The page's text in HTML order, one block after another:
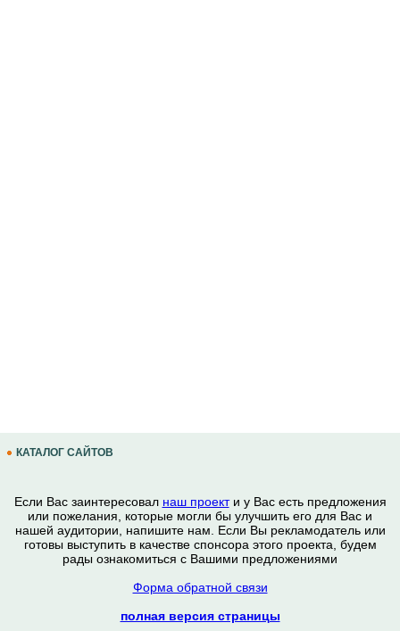
КАТАЛОГ САЙТОВ
Если Вас заинтересовал наш проекти у Вас есть предложения
или пожелания, которые могли бы улучшить его для Вас и
нашей аудитории, напишите нам. Если Вы рекламодатель или
готовы выступить в качестве спонсора этого проекта, будем
рады ознакомиться с Вашими предложениями
Форма обратной связи
полная версия страницы